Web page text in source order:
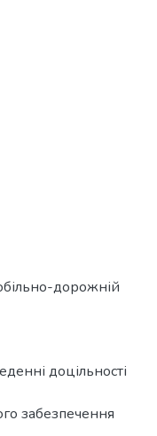
дорожній
доцільності
забезпечення